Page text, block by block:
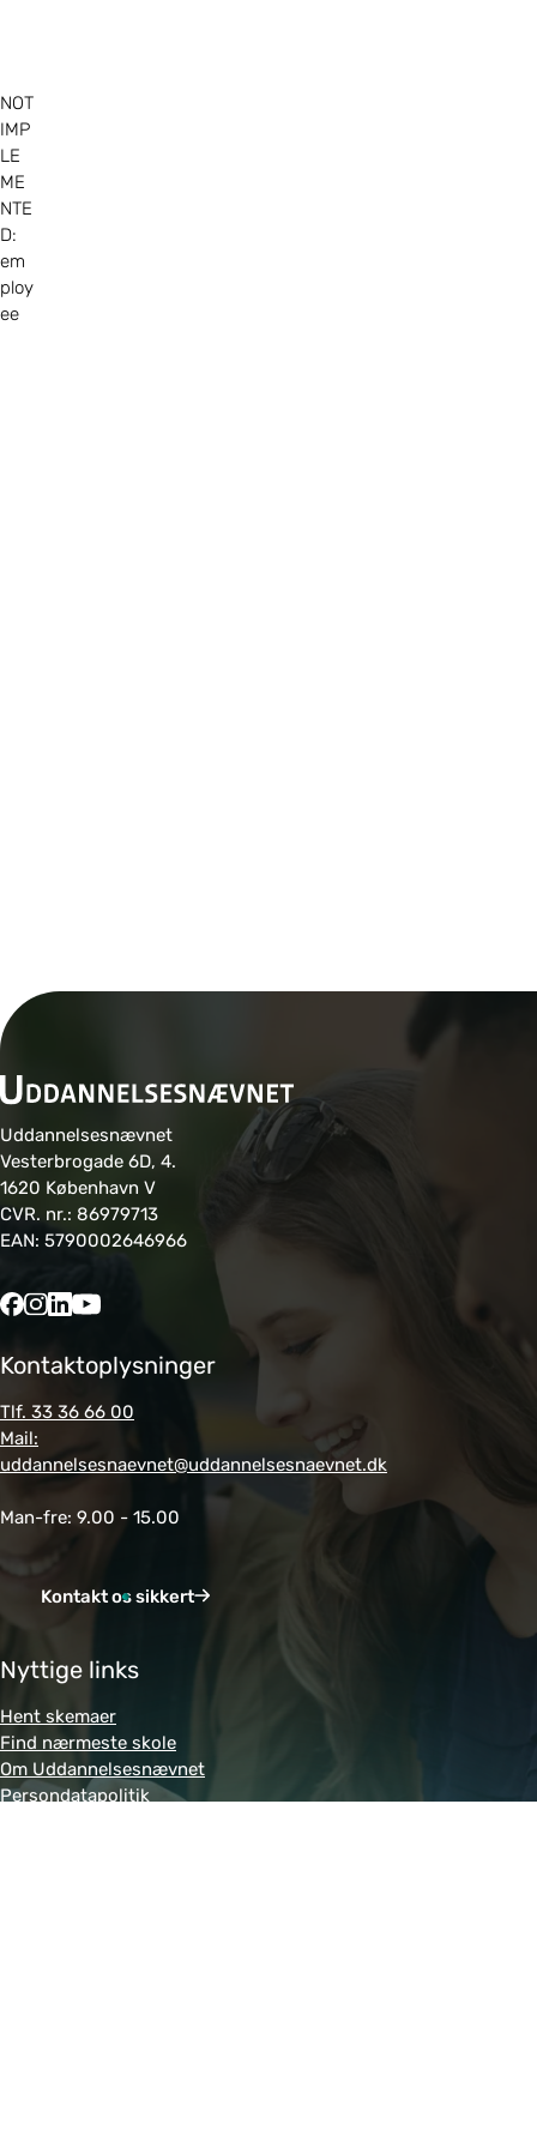
NOT
IMP
LE
ME
NTE
D:
em
ploy
ee
Uddannelsesnævnet
Vesterbrogade 6D, 4.
1620 København V
CVR. nr.: 86979713
EAN: 5790002646966
Kontaktoplysninger
Tlf. 33 36 66 00
Mail:
uddannelsesnaevnet@uddannelsesnaevnet.dk
Man-fre: 9.00 - 15.00
Kontakt os sikkert
Nyttige links
Hent skemaer
Find nærmeste skole
Om Uddannelsesnævnet
Persondatapolitik